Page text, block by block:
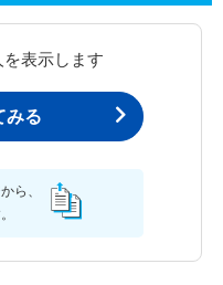
表示します
みる
ら、